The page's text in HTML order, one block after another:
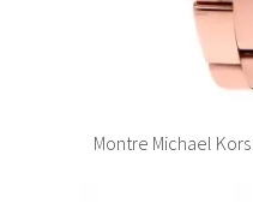
Montre Michael